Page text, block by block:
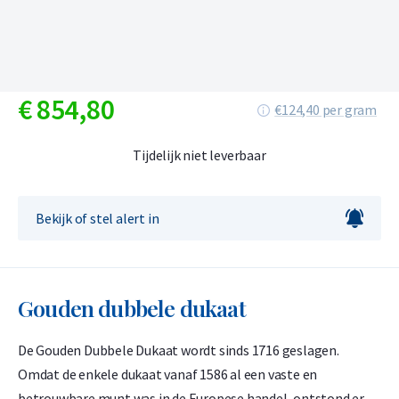
€854,80 €124,40 per gram
Tijdelijk niet leverbaar
Bekijk of stel alert in
Gouden dubbele dukaat
De Gouden Dubbele Dukaat wordt sinds 1716 geslagen.
Omdat de enkele dukaat vanaf 1586 al een vaste en